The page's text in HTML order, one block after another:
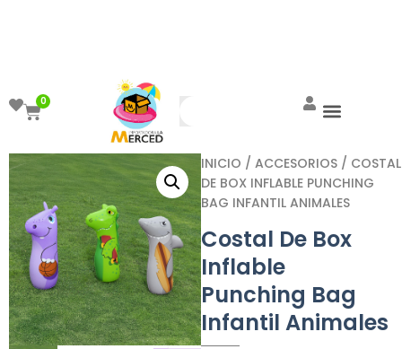
0
INICIO / ACCESORIOS / COSTAL
DE BOX INFLABLE PUNCHING
BAG INFANTIL ANIMALES
Costal De Box
Inflable
Punching Bag
Infantil Animales